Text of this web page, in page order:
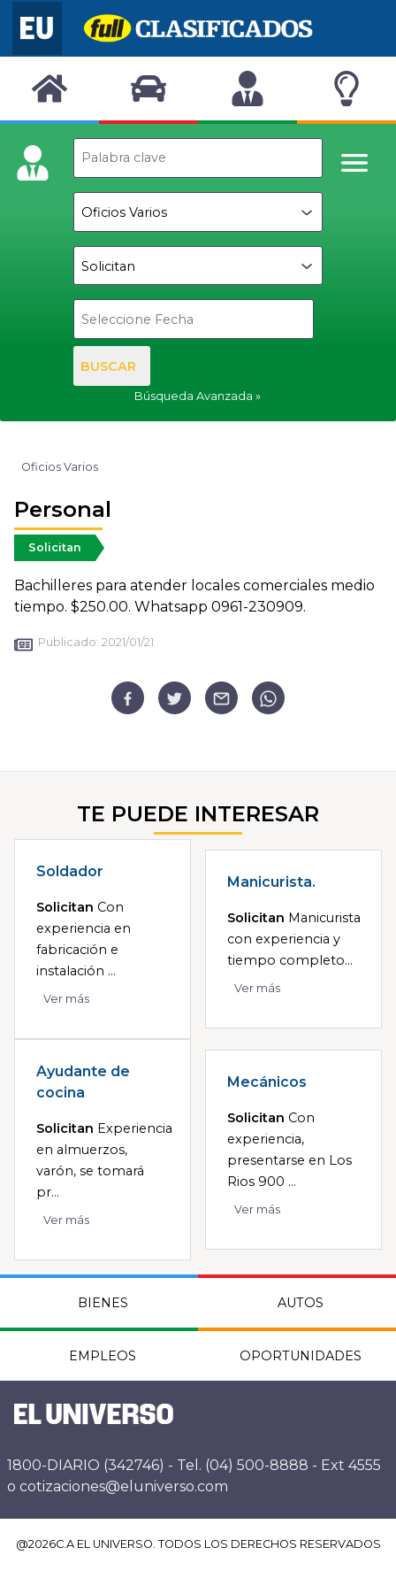
BUSCAR
Búsqueda Avanzada
Oficios Varios
Personal
Solicitan
Bachilleres para atender locales comerciales medio
tiempo. $250.00. Whatsapp 0961-230909.
Publicado: 2021/01/21
TE PUEDE INTERESAR
Soldador
Solicitan Con
experiencia en
fabricación e
instalación ...
Ver más
Manicurista.
Solicitan Manicurista
con experiencia y
tiempo completo...
Ver más
Ayudante de
cocina
Solicitan Experiencia
en almuerzos,
varón, se tomará
pr...
Ver más
Mecánicos
Solicitan Con
experiencia,
presentarse en Los
Rios 900 ...
Ver más
BIENES AUTOS
EMPLEOS OPORTUNIDADES
1800-DIARIO (342746) - Tel. (04) 500-8888 - Ext 4555
o cotizaciones@eluniverso.com
@2026C.A EL UNIVERSO. TODOS LOS DERECHOS RESERVADOS